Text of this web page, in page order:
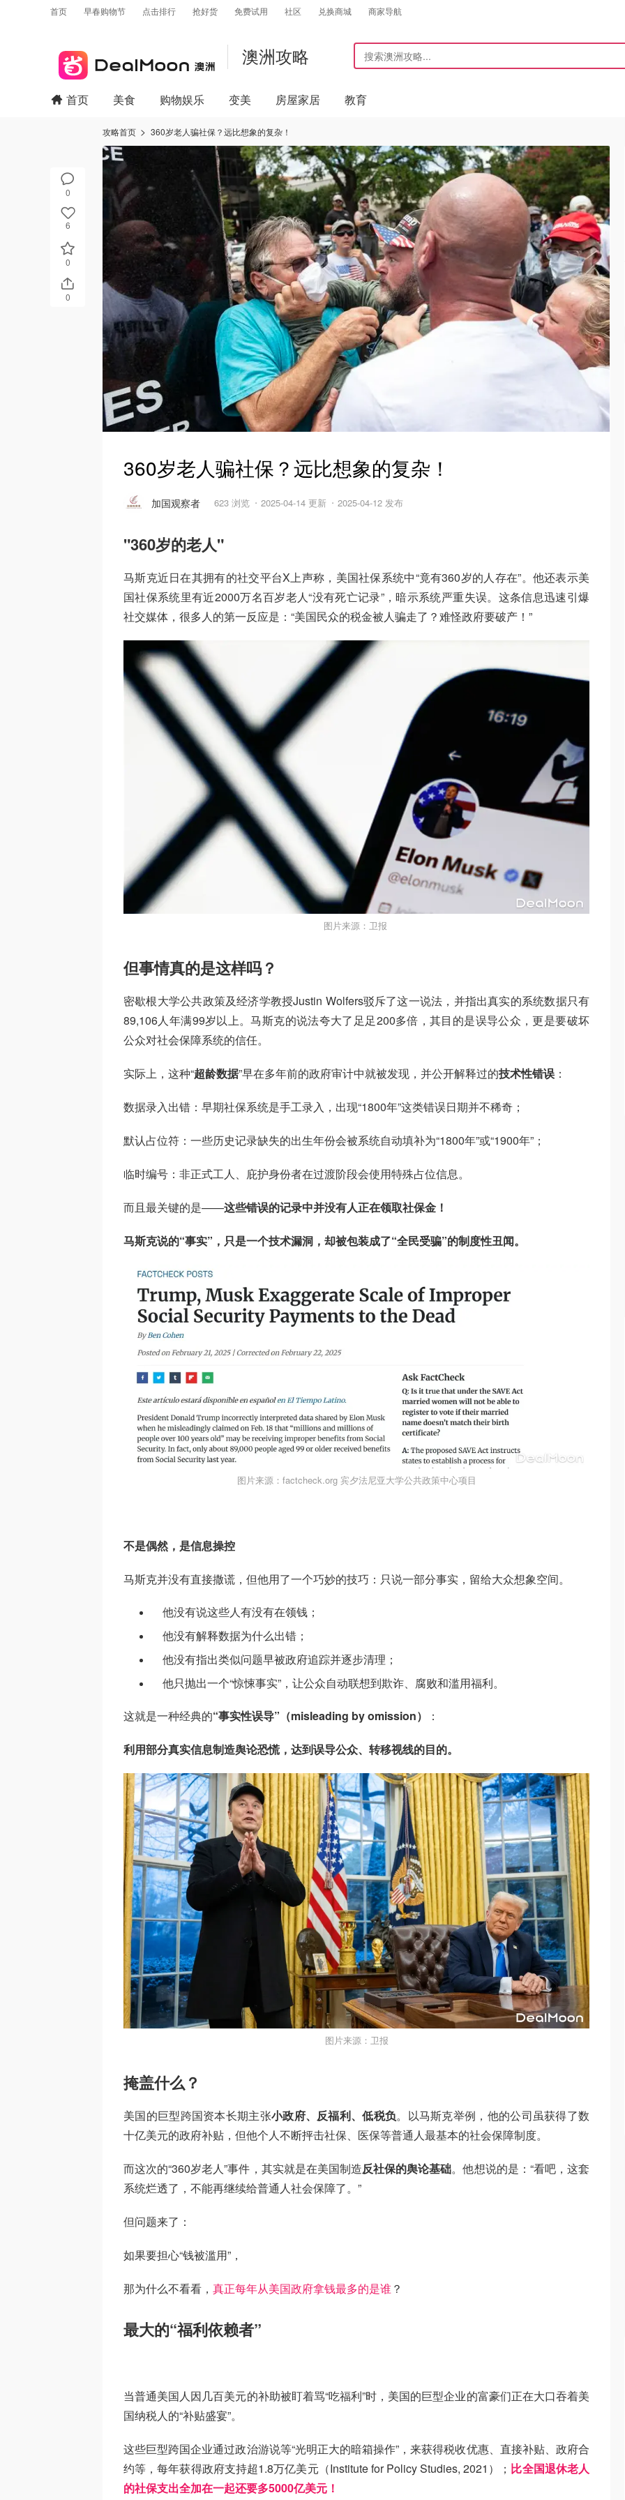
首页 早春购物节 点击排行 抢好货 免费试用 社区 兑换商城 商家导航
澳洲攻略
0
6
0
0
首页 美食 购物娱乐 变美 房屋家居 教育
攻略首页 360岁老人骗社保？远比想象的复杂！
360岁老人骗社保？远比想象的复杂！
加国观察者 623 浏览 2025-04-14 更新 2025-04-12 发布
"360岁的老人"
马斯克近日在其拥有的社交平台X上声称，美国社保系统中“竟有360岁的人存在”。他还表示美
国社保系统里有近2000万名百岁老人“没有死亡记录”，暗示系统严重失误。这条信息迅速引爆
社交媒体，很多人的第一反应是：“美国民众的税金被人骗走了？难怪政府要破产！”
图片来源：卫报
但事情真的是这样吗？
密歇根大学公共政策及经济学教授Justin Wolfers驳斥了这一说法，并指出真实的系统数据只有
89,106人年满99岁以上。马斯克的说法夸大了足足200多倍，其目的是误导公众，更是要破坏
公众对社会保障系统的信任。
实际上，这种“超龄数据”早在多年前的政府审计中就被发现，并公开解释过的技术性错误 ：
数据录入出错：早期社保系统是手工录入，出现“1800年”这类错误日期并不稀奇；
默认占位符：一些历史记录缺失的出生年份会被系统自动填补为“1800年”或“1900年”；
临时编号：非正式工人、庇护身份者在过渡阶段会使用特殊占位信息。
而且最关键的是——这些错误的记录中并没有人正在领取社保金！
马斯克说的“事实”，只是一个技术漏洞，却被包装成了“全民受骗”的制度性丑闻。
图片来源：factcheck.org 宾夕法尼亚大学公共政策中心项目
不是偶然，是信息操控
马斯克并没有直接撒谎，但他用了一个巧妙的技巧：只说一部分事实，留给大众想象空间。
他没有说这些人有没有在领钱；
他没有解释数据为什么出错；
他没有指出类似问题早被政府追踪并逐步清理；
他只抛出一个“惊悚事实”，让公众自动联想到欺诈、腐败和滥用福利。
这就是一种经典的“事实性误导”（misleading by omission） ：
利用部分真实信息制造舆论恐慌，达到误导公众、转移视线的目的。
图片来源：卫报
掩盖什么？
美国的巨型跨国资本长期主张小政府、反福利、低税负。以马斯克举例，他的公司虽获得了数
十亿美元的政府补贴，但他个人不断抨击社保、医保等普通人最基本的社会保障制度。
而这次的“360岁老人”事件，其实就是在美国制造反社保的舆论基础。他想说的是：“看吧，这套
系统烂透了，不能再继续给普通人社会保障了。”
但问题来了：
如果要担心“钱被滥用”，
那为什么不看看， 真正每年从美国政府拿钱最多的是谁？
最大的“福利依赖者”
当普通美国人因几百美元的补助被盯着骂“吃福利”时，美国的巨型企业的富豪们正在大口吞着美
国纳税人的“补贴盛宴”。
这些巨型跨国企业通过政治游说等“光明正大的暗箱操作”，来获得税收优惠、直接补贴、政府合
约等，每年获得政府支持超1.8万亿美元（Institute for Policy Studies, 2021）； 比全国退休老人
的社保支出全加在一起还要多5000亿美元！